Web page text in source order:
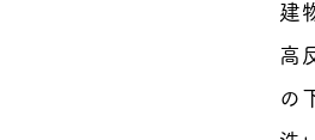
建
高
の